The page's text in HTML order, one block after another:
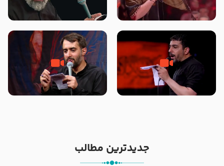
جانا جانا ابی عبدالله – کربلایی جواد
مقدم – شب هشتم محرم 1448 –
مادر منم مثل تو خمیدم – حاج
محمود کریمی – شهادت حضرت
هیئت رایة العباس علیه السلام
تک ، عبّاس، صاحب دل‌هاست –
حاج حنیف طاهری – عزاداری شب
من غلام نوکراتم من عاشق کربلاتم
– شور زمینه – شب هفتم – محرم
جدیدترین مطالب